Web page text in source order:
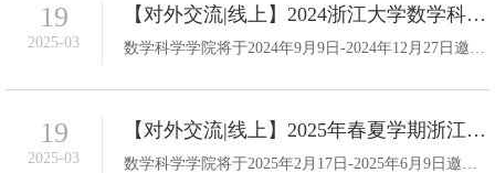
19
2025-03
【对外交流|线上】2024浙江大学数学科学学院本科生海外交流项目——动力系统线上课程申请通知
数学科学学院将于2024年9月9日-2024年12月27日邀请美国马里兰大学-帕克分校数学系Brin首席教授、奥地利科技学院讲席教授、欧洲科学院院士Vadim Kaloshin，开展动力系统线上课程。该课程面向数学科学学院在校本科生开放，课程内容主要围绕动力系统领域开展。具体情况如下：一、申请要求（一）项目对象：浙江大学数学科学学院大三、大四在读本科生（2021级、2022级）（二）申请条件：1. 热爱社会主义祖国，具有良好的政治素质，...
19
2025-03
【对外交流|线上】2025年春夏学期浙江大学数学科学学院本科生海外交流项目——动力系统线上课程申请通知
数学科学学院将于2025年2月17日-2025年6月9日邀请美国马里兰大学-帕克分校数学系Brin首席教授、奥地利科技学院讲席教授、欧洲科学院院士Vadim Kaloshin，开展动力系统线上课程。该课程面向数学科学学院在校本科生开放，课程内容主要围绕动力系统领域开展。具体情况如下：一、申请要求（一）项目对象：浙江大学数学科学学院大三、大四在读本科生（2021级、2022级）（二）申请条件：1. 热爱社会主义祖国，具有良好的政治素质，...